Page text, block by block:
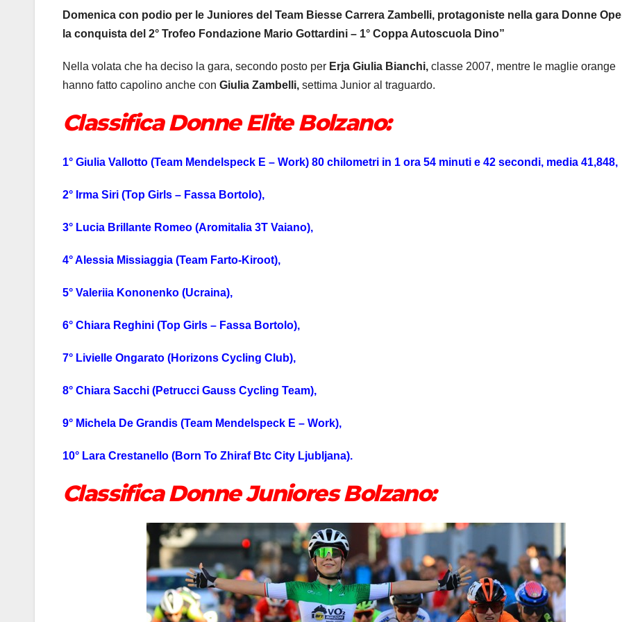
Domenica con podio per le Juniores del Team Biesse Carrera Zambelli, protagoniste nella gara Donne
la conquista del 2° Trofeo Fondazione Mario Gottardini – 1° Coppa Autoscuola Dino”
Nella volata che ha deciso la gara, secondo posto per Erja Giulia Bianchi, classe 2007, mentre le maglie orange
hanno fatto capolino anche con Giulia Zambelli, settima Junior al traguardo.
Classifica Donne Elite Bolzano:
1° Giulia Vallotto (Team Mendelspeck E – Work) 80 chilometri in 1 ora 54 minuti e 42 secondi, media 41,848,
2° Irma Siri (Top Girls – Fassa Bortolo),
3° Lucia Brillante Romeo (Aromitalia 3T Vaiano),
4° Alessia Missiaggia (Team Farto-Kiroot),
5° Valeriia Kononenko (Ucraina),
6° Chiara Reghini (Top Girls – Fassa Bortolo),
7° Livielle Ongarato (Horizons Cycling Club),
8° Chiara Sacchi (Petrucci Gauss Cycling Team),
9° Michela De Grandis (Team Mendelspeck E – Work),
10° Lara Crestanello (Born To Zhiraf Btc City Ljubljana).
Classifica Donne Juniores Bolzano: